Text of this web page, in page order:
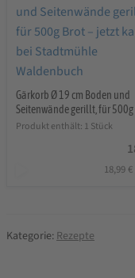
Gärkorb Ø 19 cm Boden und
Seitenwände gerillt, für
Produkt enthält: 1 Stück
18,99 €
Kategorie:Rezepte